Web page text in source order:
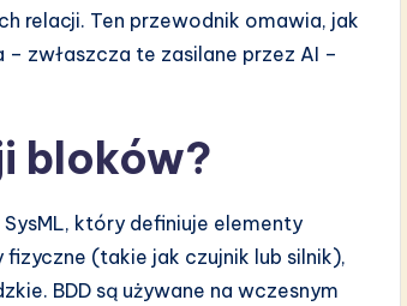
relacji. Ten przewodnik omawia, jak
zwłaszcza te zasilane przez AI –
bloków?
który definiuje elementy
(takie jak czujnik lub silnik),
BDD są używane na wczesnym